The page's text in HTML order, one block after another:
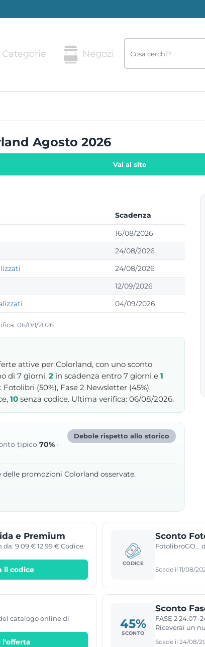
Categorie Negozi
Agosto 2026
Vai al sito
Scadenza
16/08/2026
24/08/2026
24/08/2026
12/09/2026
04/09/2026
06/08/2026
attive per Colorland, con uno sconto
di 7 giorni, 2 in scadenza entro 7 giorni e 1
(50%), Fase 2 Newsletter (45%),
10 senza codice. Ultima verifica: 06/08/2026.
tipico 70% ·
Debole rispetto allo storico
delle promozioni Colorland osservate.
e Premium
9.09 € 12.99 € Codice:
il codice
CODICE
Sconto
FotolibroGO...
Scade il 11/08/
catalogo online di
l'offerta
45%
SCONTO
Sconto
FASE 2
Riceverai un
Scade il 24/08/